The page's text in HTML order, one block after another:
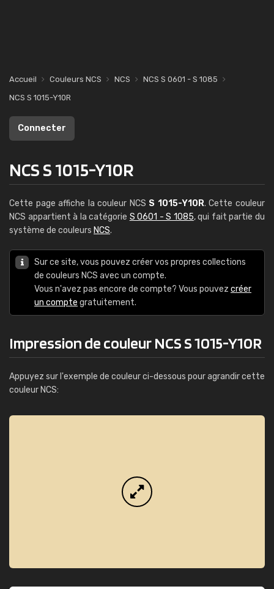
Accueil Couleurs NCS NCS
NCS S 0601 - S 1085
NCS S 1015-Y10R
Connecter
NCS S 1015-Y10R
Cette page affiche la couleur NCS S 1015-Y10R. Cette couleur
NCS appartient à la catégorie S 0601 - S 1085, qui fait partie du
système de couleurs NCS.
Sur ce site, vous pouvez créer vos propres collections
de couleurs NCS avec un compte.
Vous n'avez pas encore de compte? Vous pouvez créer
un compte gratuitement.
Impression de couleur NCS S 1015-Y10R
Appuyez sur l'exemple de couleur ci-dessous pour agrandir cette
couleur NCS: